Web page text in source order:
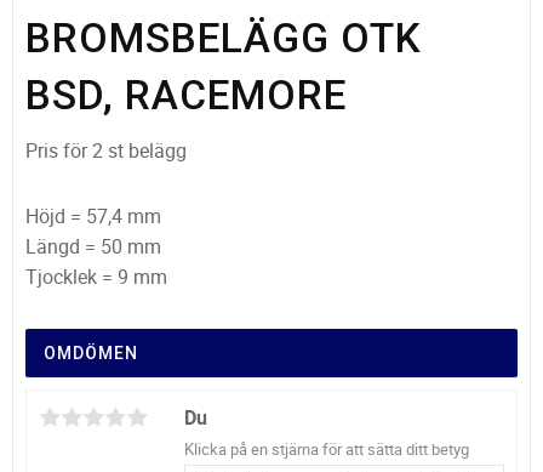
BROMSBELÄGG OTK
BSD, RACEMORE
Pris för 2 st belägg
Höjd = 57,4 mm
Längd = 50 mm
Tjocklek = 9 mm
OMDÖMEN
Du
Klicka på en stjärna för att sätta ditt betyg